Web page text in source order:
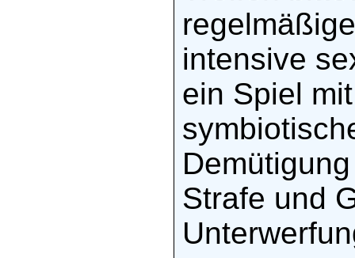
intensive
ein Spiel
Strafe und